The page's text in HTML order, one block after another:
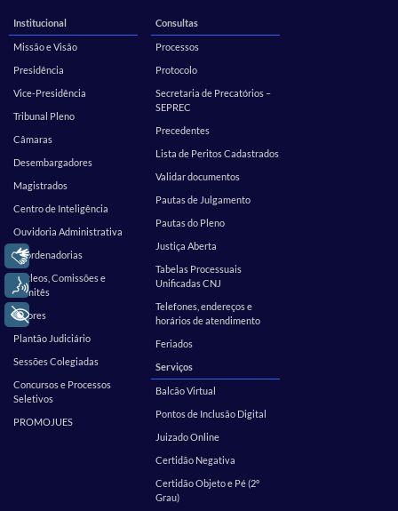
Institucional
Missão e Visão
Presidência
Vice-Presidência
Tribunal Pleno
Câmaras
Desembargadores
Magistrados
Centro de Inteligência
Ouvidoria Administrativa
Coordenadorias
Núcleos, Comissões e
Comitês
Setores
Plantão Judiciário
Sessões Colegiadas
Concursos e Processos
Seletivos
PROMOJUES
Consultas
Processos
Protocolo
Secretaria de Precatórios –
SEPREC
Precedentes
Lista de Peritos Cadastrados
Validar documentos
Pautas de Julgamento
Pautas do Pleno
Justiça Aberta
Tabelas Processuais
Unificadas CNJ
Telefones, endereços e
horários de atendimento
Feriados
Serviços
Balcão Virtual
Pontos de Inclusão Digital
Juizado Online
Certidão Negativa
Certidão Objeto e Pé (2º
Grau)
Libras
Voz